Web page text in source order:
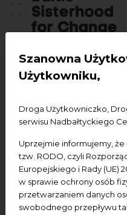
Szanowna
Użytkowniku,
Droga Użytkowniczko,
serwisu Nadbałtyckiego
Uprzejmie informujemy, że
tzw. RODO, czyli
Europejskiego i Rady (UE)
w sprawie ochrony osób
przetwarzaniem danych
swobodnego przepływu
28.02.2022
Webinarium
Cultural
Technologies
Online Wykład